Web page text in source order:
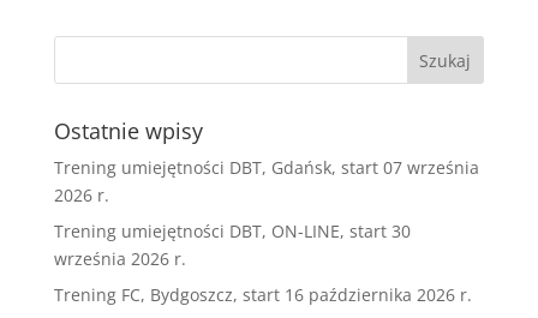
Ostatnie wpisy
Trening umiejętności DBT, Gdańsk, start 07 września
2026 r.
Trening umiejętności DBT, ON-LINE, start 30
września 2026 r.
Trening FC, Bydgoszcz, start 16 października 2026 r.